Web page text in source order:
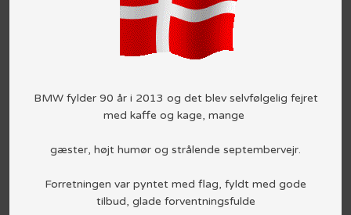
​BMW fylder 90 år i 2013 og det blev selvfølgelig fejret
med kaffe og kage, mange
gæster, højt humør og strålende septembervejr.
Forretningen var pyntet med flag, fyldt med gode
tilbud, glade forventningsfulde